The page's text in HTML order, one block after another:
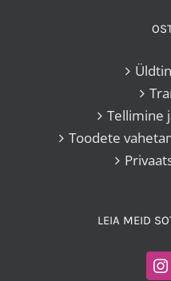
Tellimine
Toodete
LEIA MEID